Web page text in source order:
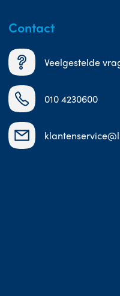
Contact
Veelgestelde
010 4230600